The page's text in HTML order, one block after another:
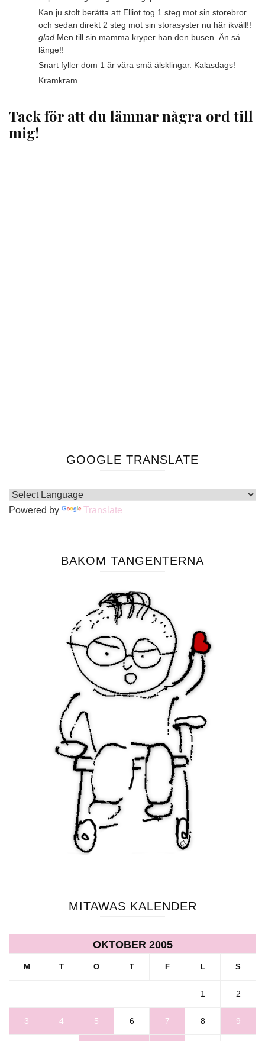
Kan ju stolt berätta att Elliot tog 1 steg mot sin storebror
och sedan direkt 2 steg mot sin storasyster nu här ikväll!!
glad Men till sin mamma kryper han den busen. Än så
länge!!
Snart fyller dom 1 år våra små älsklingar. Kalasdags!
Kramkram
Tack för att du lämnar några ord till
mig!
GOOGLE TRANSLATE
Powered by Translate
BAKOM TANGENTERNA
MITAWAS KALENDER
OKTOBER 2005
M T O T F L S
1 2
3 4 5 6 7 8 9